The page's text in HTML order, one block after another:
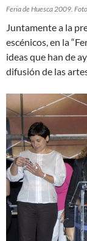
Feria de Huesca 2009.
Juntamente a la
escénicos, en la
ideas que han de
difusión de las